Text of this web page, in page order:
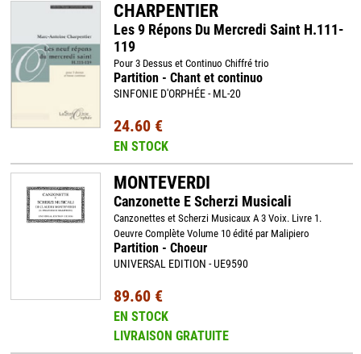
CHARPENTIER
Les 9 Répons Du Mercredi Saint H.111-
119
Pour 3 Dessus et Continuo Chiffré trio
Partition - Chant et continuo
SINFONIE D'ORPHÉE - ML-20
24.60 €
EN STOCK
MONTEVERDI
Canzonette E Scherzi Musicali
Canzonettes et Scherzi Musicaux A 3 Voix. Livre 1.
Oeuvre Complète Volume 10 édité par Malipiero
Partition - Choeur
UNIVERSAL EDITION - UE9590
89.60 €
EN STOCK
LIVRAISON GRATUITE